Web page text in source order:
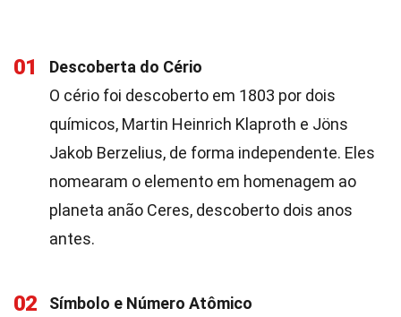
01
Descoberta do Cério
O cério foi descoberto em 1803 por dois
químicos, Martin Heinrich Klaproth e Jöns
Jakob Berzelius, de forma independente. Eles
nomearam o elemento em homenagem ao
planeta anão Ceres, descoberto dois anos
antes.
02
Símbolo e Número Atômico